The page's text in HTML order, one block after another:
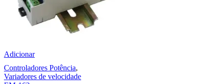
Adicionar
Controladores Potência,
Variadores de velocidade